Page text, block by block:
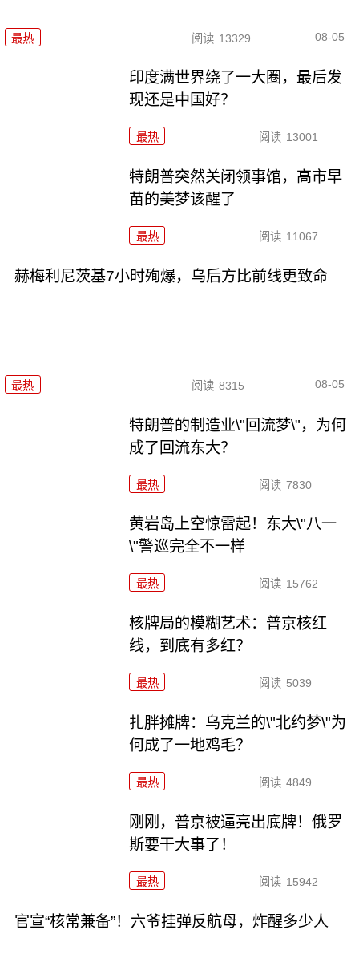
最热 阅读 13329 08-05
印度满世界绕了一大圈，最后发
现还是中国好？
最热 阅读 13001
特朗普突然关闭领事馆，高市早
苗的美梦该醒了
最热 阅读 11067
赫梅利尼茨基7小时殉爆，乌后方比前线更致命
最热 阅读 8315 08-05
特朗普的制造业\"回流梦\"，为何
成了回流东大？
最热 阅读 7830
黄岩岛上空惊雷起！东大\"八一
\"警巡完全不一样
最热 阅读 15762
核牌局的模糊艺术：普京核红
线，到底有多红？
最热 阅读 5039
扎胖摊牌：乌克兰的\"北约梦\"为
何成了一地鸡毛？
最热 阅读 4849
刚刚，普京被逼亮出底牌！俄罗
斯要干大事了！
最热 阅读 15942
官宣“核常兼备”！六爷挂弹反航母，炸醒多少人